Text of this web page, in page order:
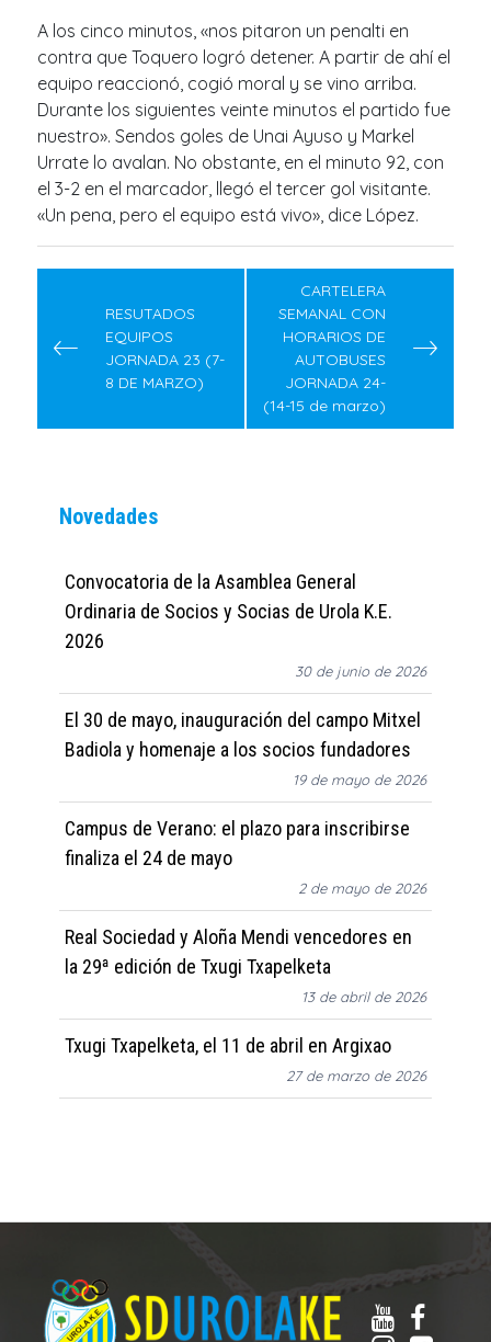
A los cinco minutos, «nos pitaron un penalti en
contra que Toquero logró detener. A partir de ahí el
equipo reaccionó, cogió moral y se vino arriba.
Durante los siguientes veinte minutos el partido fue
nuestro». Sendos goles de Unai Ayuso y Markel
Urrate lo avalan. No obstante, en el minuto 92, con
el 3-2 en el marcador, llegó el tercer gol visitante.
«Un pena, pero el equipo está vivo», dice López.
Navegación
entradasRESUTADOS
EQUIPOS
JORNADA 23 (7-
8 DE MARZO)
CARTELERA
SEMANAL CON
HORARIOS DE
AUTOBUSES
JORNADA 24-
(14-15 de marzo)
Novedades
Convocatoria de la Asamblea General
Ordinaria de Socios y Socias de Urola K.E.
2026
30 de junio de 2026
El 30 de mayo, inauguración del campo Mitxel
Badiola y homenaje a los socios fundadores
19 de mayo de 2026
Campus de Verano: el plazo para inscribirse
finaliza el 24 de mayo
2 de mayo de 2026
Real Sociedad y Aloña Mendi vencedores en
la 29ª edición de Txugi Txapelketa
13 de abril de 2026
Txugi Txapelketa, el 11 de abril en Argixao
27 de marzo de 2026